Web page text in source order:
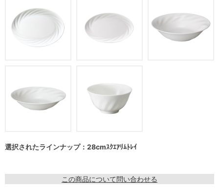
選択されたラインナップ：28cmｽｸｴｱﾘﾑﾄﾚｲ
この商品について問い合わせる